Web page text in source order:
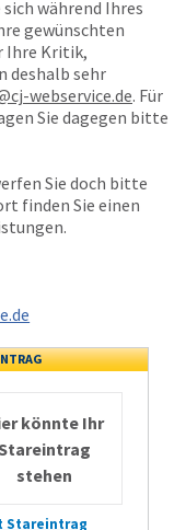
sich während Ihres
gewünschten
Ihre Kritik,
deshalb sehr
webservice.de. Für
Sie dagegen bitte
Sie doch bitte
finden Sie einen
könnte Ihr
stehen
Stareintrag